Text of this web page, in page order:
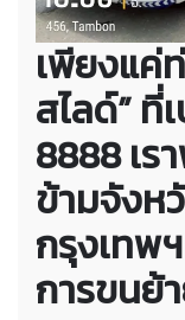
เพียงแค่
สไลด์” ที่
8888 เร
ข้ามจังห
กรุงเทพ
การขนย้